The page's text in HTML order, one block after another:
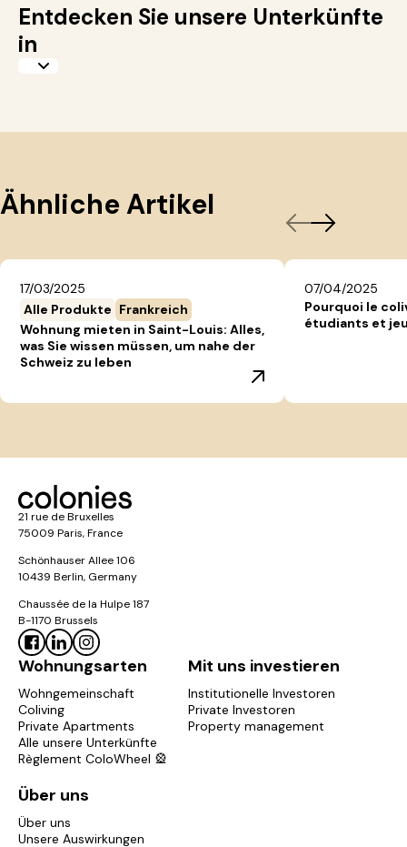
Entdecken Sie unsere Unterkünfte
in
Ähnliche Artikel
17/03/2025
Alle Produkte Frankreich
Wohnung mieten in Saint-Louis: Alles,
was Sie wissen müssen, um nahe der
Schweiz zu leben
07/04/2025
Pourquoi le
étudiants et
21 rue de Bruxelles
75009 Paris, France
Schönhauser Allee 106
10439 Berlin, Germany
Chaussée de la Hulpe 187
B-1170 Brussels
Wohnungsarten
Wohngemeinschaft
Coliving
Private Apartments
Alle unsere Unterkünfte
Règlement ColoWheel 🎡
Mit uns investieren
Institutionelle Investoren
Private Investoren
Property management
Über uns
Über uns
Unsere Auswirkungen